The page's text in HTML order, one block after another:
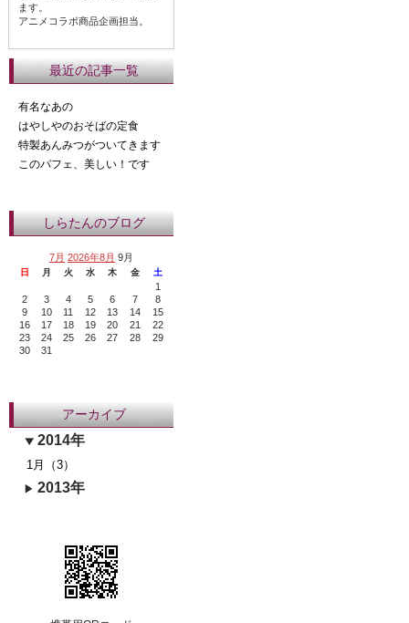
ます。
アニメコラボ商品企画担当。
最近の記事一覧
有名なあの
はやしやのおそばの定食
特製あんみつがついてきます
このパフェ、美しい！です
しらたんのブログ
7月 2026年8月 9月
日 月 火 水 木 金 土
1
2
3 4 5 6 7
8
9
10 11 12 13 14
15
16
17 18 19 20 21
22
23
24 25 26 27 28
29
30
31
アーカイブ
2014年
1月（3）
2013年